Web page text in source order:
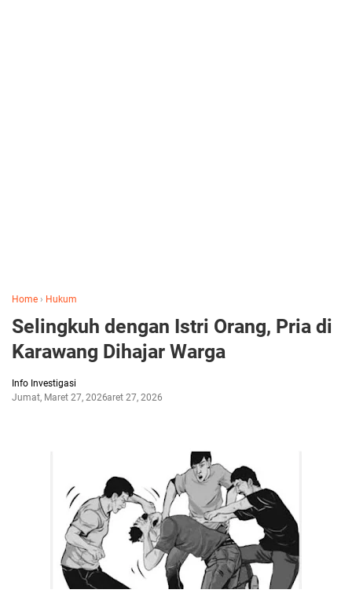
Home › Hukum
Selingkuh dengan Istri Orang, Pria di
Karawang Dihajar Warga
Info Investigasi
Jumat, Maret 27, 2026Maret 27, 2026